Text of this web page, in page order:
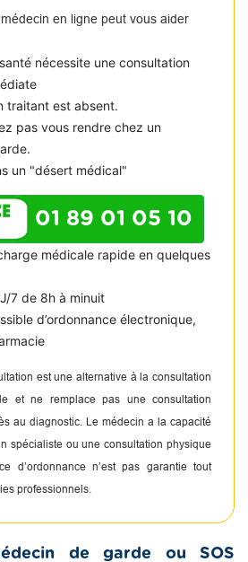
en ligne peut vous aider
nécessite une consultation
traitant est absent.
pas vous rendre chez un
un "désert médical"
01 89 01 05 10
médicale rapide en quelques
7 de 8h à minuit
d’ordonnance électronique,
est une alternative à la consultation
et ne remplace pas une consultation
au diagnostic. Le médecin a la capacité
spécialiste ou une consultation physique
d’ordonnance n’est pas garantie tout
professionnels.
de garde ou SOS